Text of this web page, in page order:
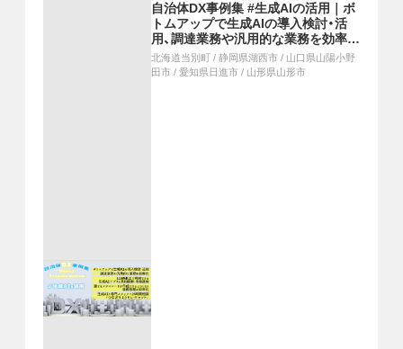
自治体DX事例集 #生成AIの活用｜ボ
トムアップで生成AIの導入検討・活
用、調達業務や汎用的な業務を効率
化、LGWAN上で利用できる生成AIア
プリを共同開発・本格運用、誰でもマ
北海道当別町 / 静岡県湖西市 / 山口県山陽小野
田市 / 愛知県日進市 / 山形県山形市